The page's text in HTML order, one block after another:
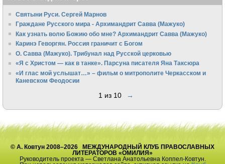
Святыни Руси. Сергей Марнов
Граждане Русского мира - Архимандрит Савва (Мажуко)
Как узнать волю Божию обо мне? Архимандрит Савва (Мажуко)
Каринэ Геворгян. Россия граничит с Богом
О. Савва (Мажуко). Трибунал над Русской церковью
«Я с Христом — как в танке». Парсуна писателя Яна Таксюра
«И глас мой услышат…» – фильм о митрополите Черкасском и
Каневском Феодосии
1 из 10 →
© А. Ковтун 2008–2026 МЕЖДУНАРОДНЫЙ КЛУБ ПРАВОСЛАВНЫХ
ЛИТЕРАТОРОВ «ОМИЛИЯ»
Руководитель проекта — Светлана Анатольевна Коппел-Ковтун.